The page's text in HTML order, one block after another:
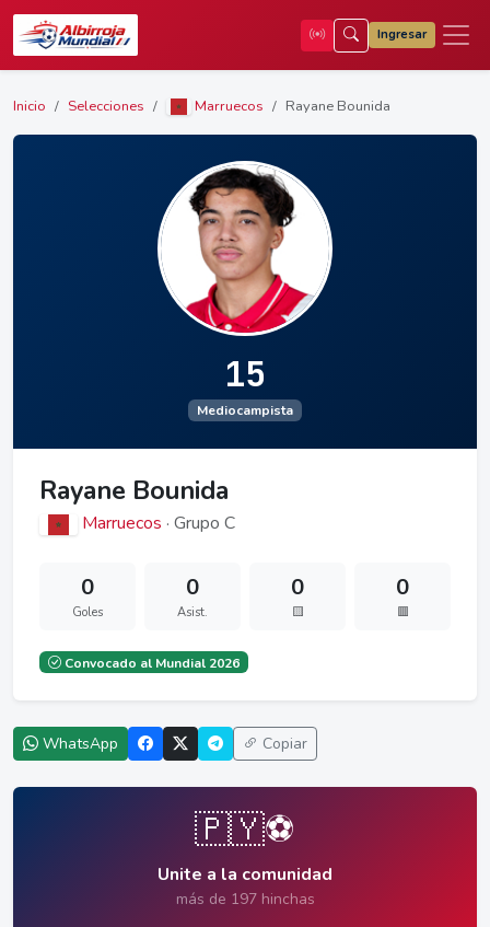
Ingresar
Inicio Selecciones Marruecos Rayane Bounida
15
Mediocampista
Rayane Bounida
Marruecos · Grupo C
0
Goles
0
Asist.
0
🟨
0
🟥
Convocado al Mundial 2026
WhatsApp Copiar
🇵🇾⚽
Unite a la comunidad
más de 197 hinchas